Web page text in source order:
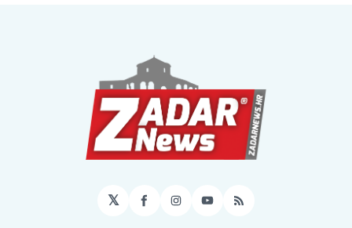
𝕏 Facebook
Instagram
YouTube
RSS